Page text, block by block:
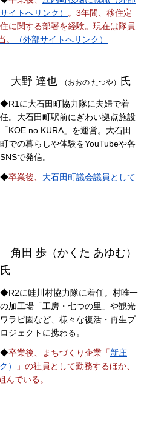
サイトへリンク）
。3年間、移住定
住に関する部署を経験。現在は隊員
。 （外部サイトへリンク）
大野 達也 （おおの たつや） 氏
◆R1に大石田町協力隊に夫婦で着
任。大石田町駅前にぎわい拠点施設
「KOE no KURA」を運営。大石田
町での暮らしや体験をYouTubeや各
SNSで発信。
◆卒業後、 大石田町議会議員として
角田 歩（かくた あゆむ）
氏
◆R2に鮭川村協力隊に着任。村唯一
の加工場「工房・七つの里」や観光
ワラビ園など、様々な復活・再生プ
ロジェクトに携わる。
◆卒業後、まちづくり企業「新庄
）
」の社員として勤務するほか、
んでいる。